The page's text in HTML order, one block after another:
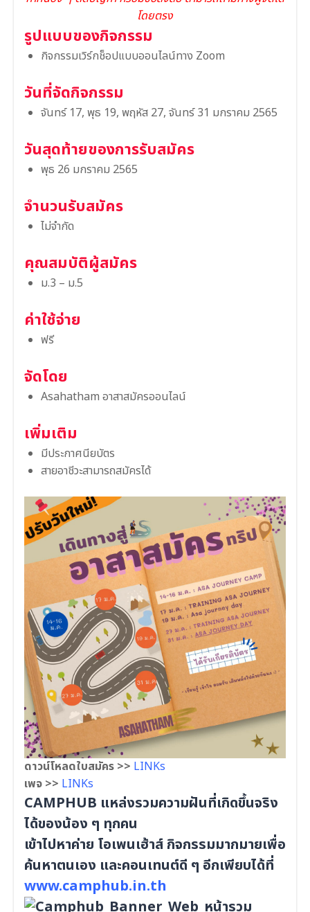
โดยตรง
รูปแบบของกิจกรรม
กิจกรรมเวิร์กช็อปแบบออนไลน์ทาง Zoom
วันที่จัดกิจกรรม
จันทร์ 17, พุธ 19, พฤหัส 27, จันทร์ 31 มกราคม 2565
วันสุดท้ายของการรับสมัคร
พุธ 26 มกราคม 2565
จำนวนรับสมัคร
ไม่จำกัด
คุณสมบัติผู้สมัคร
ม.3 – ม.5
ค่าใช้จ่าย
ฟรี
จัดโดย
Asahatham อาสาสมัครออนไลน์
เพิ่มเติม
มีประกาศนียบัตร
สายอาชีวะสามารถสมัครได้
ดาวน์โหลดใบสมัคร >> LINKs
เพจ >> LINKs
CAMPHUB แหล่งรวมความฝันที่เกิดขึ้นจริง
ได้ของน้อง ๆ ทุกคน
เข้าไปหาค่าย โอเพนเฮ้าส์ กิจกรรมมากมายเพื่อ
ค้นหาตนเอง และคอนเทนต์ดี ๆ อีกเพียบได้ที่
www.camphub.in.th